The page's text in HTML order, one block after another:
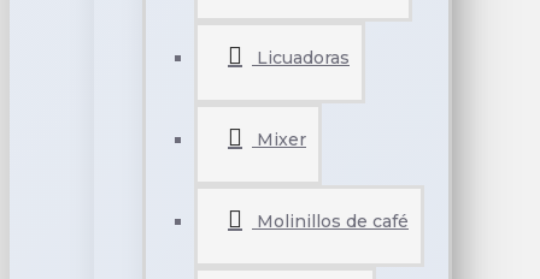
Licuadoras
Mixer
Molinillos de café